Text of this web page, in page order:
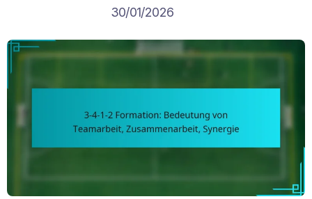
30/01/2026